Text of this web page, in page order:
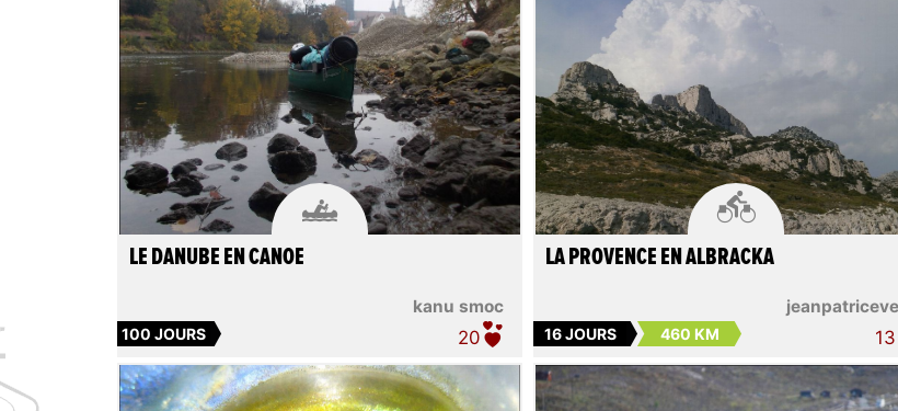

kanu smoc
LE DANUBE EN CANOE
100 JOURS 20

LA PROVENCE EN ALBRACKA
16 JOURS 460 KM 13